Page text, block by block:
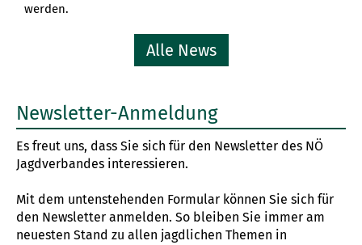
werden.
Alle News
Newsletter-Anmeldung
Es freut uns, dass Sie sich für den Newsletter des NÖ
Jagdverbandes interessieren.
Mit dem untenstehenden Formular können Sie sich für
den Newsletter anmelden. So bleiben Sie immer am
neuesten Stand zu allen jagdlichen Themen in